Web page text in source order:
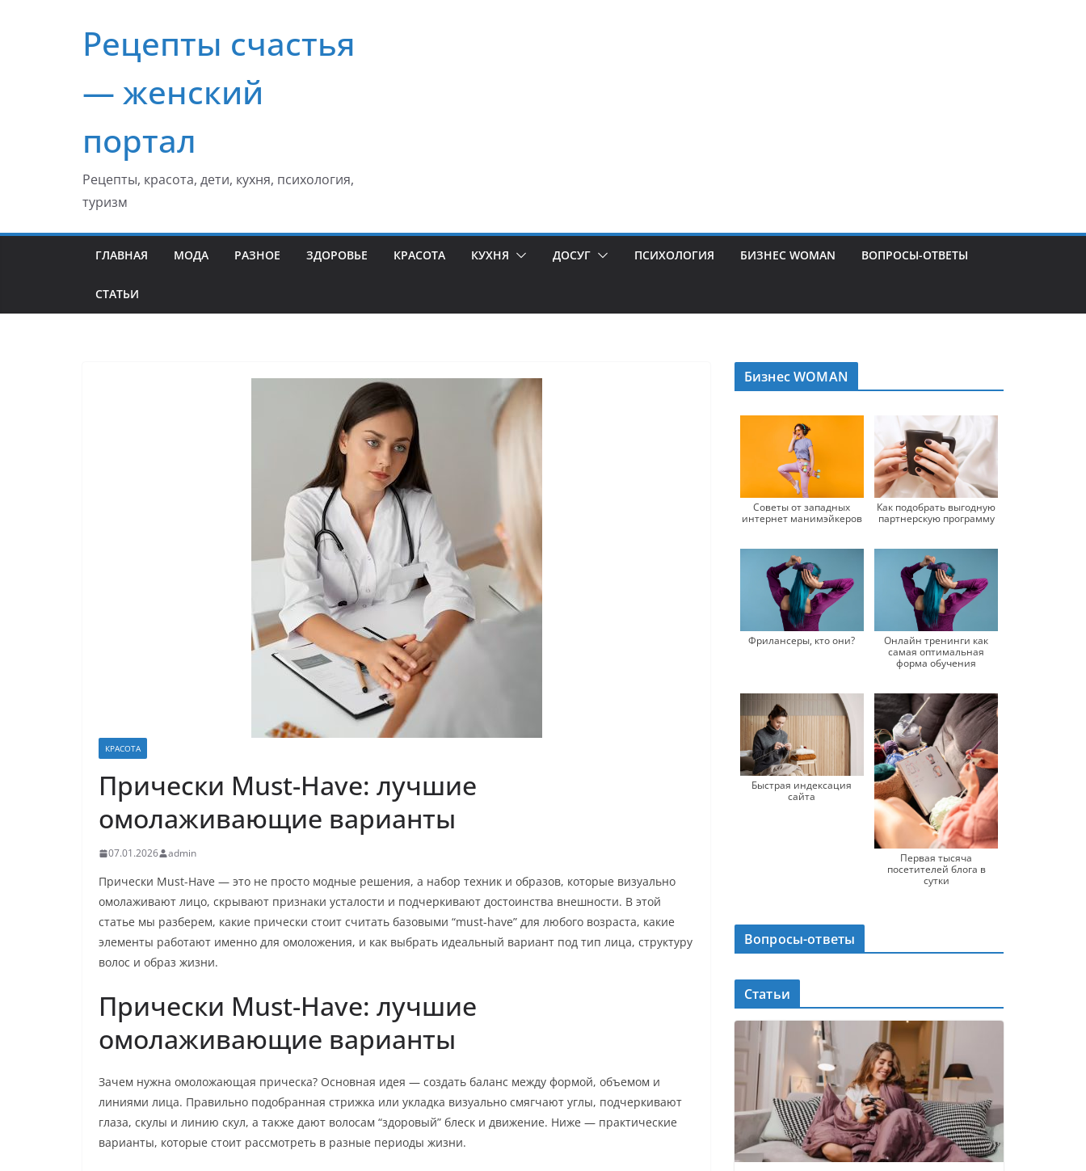
содержимомуРецепты счастья
— женский
портал
Рецепты, красота, дети, кухня, психология,
туризм
ГЛАВНАЯ МОДА РАЗНОЕ ЗДОРОВЬЕ КРАСОТА КУХНЯ ДОСУГ ПСИХОЛОГИЯ БИЗНЕС WOMAN ВОПРОСЫ-ОТВЕТЫ
СТАТЬИ
КРАСОТА
Прически Must-Have: лучшие
омолаживающие варианты
07.01.2026 admin
Прически Must-Have — это не просто модные решения, а набор техник и образов, которые визуально
омолаживают лицо, скрывают признаки усталости и подчеркивают достоинства внешности. В этой
статье мы разберем, какие прически стоит считать базовыми “must-have” для любого возраста, какие
элементы работают именно для омоложения, и как выбрать идеальный вариант под тип лица, структуру
волос и образ жизни.
Прически Must-Have: лучшие
омолаживающие варианты
Зачем нужна омоложающая прическа? Основная идея — создать баланс между формой, объемом и
линиями лица. Правильно подобранная стрижка или укладка визуально смягчают углы, подчеркивают
глаза, скулы и линию скул, а также дают волосам “здоровый” блеск и движение. Ниже — практические
варианты, которые стоит рассмотреть в разные периоды жизни.
Бизнес WOMAN
Советы от западных
интернет манимэйкеров
Как подобрать выгодную
партнерскую программу
Фрилансеры, кто они?
Онлайн тренинги как
самая оптимальная
форма обучения
Быстрая индексация
сайта
Первая тысяча
посетителей блога в
сутки
Вопросы-ответы
Статьи